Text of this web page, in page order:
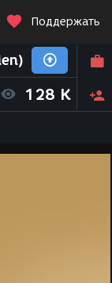
Поддержать
128 K